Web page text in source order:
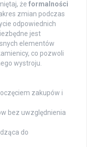
że formalności
zmian podczas
odpowiednich
jest
elementów
co pozwoli
wystroju.
zakupów i
bez uwzględnienia
do